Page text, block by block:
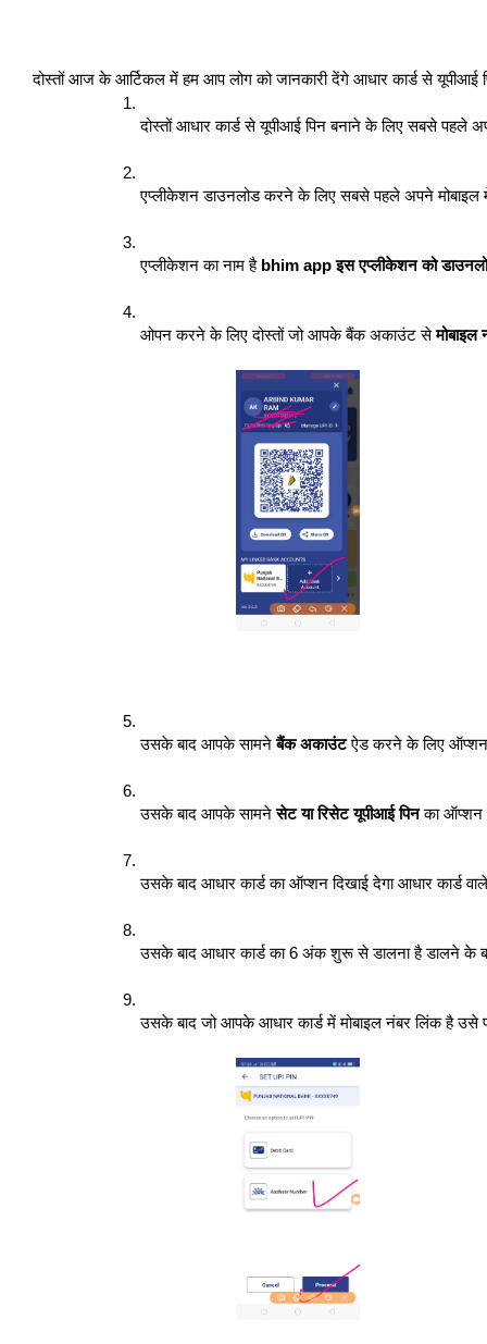
दोस्तों आज के आर्टिकल में हम आप लोग को जानकारी देंगे आधार कार्ड से यूपीआई
दोस्तों आधार कार्ड से यूपीआई पिन बनाने के लिए सबसे पहले
एप्लीकेशन डाउनलोड करने के लिए सबसे पहले अपने मोबाइल
एप्लीकेशन का नाम है bhim app इस एप्लीकेशन को
ओपन करने के लिए दोस्तों जो आपके बैंक अकाउंट से मोबाइल
उसके बाद आपके सामने बैंक अकाउंट ऐड करने के लिए ऑप्शन
उसके बाद आपके सामने सेट या रिसेट यूपीआई पिन का ऑप्शन
उसके बाद आधार कार्ड का ऑप्शन दिखाई देगा आधार कार्ड
उसके बाद आधार कार्ड का 6 अंक शुरू से डालना है डालने के
उसके बाद जो आपके आधार कार्ड में मोबाइल नंबर लिंक है उसे